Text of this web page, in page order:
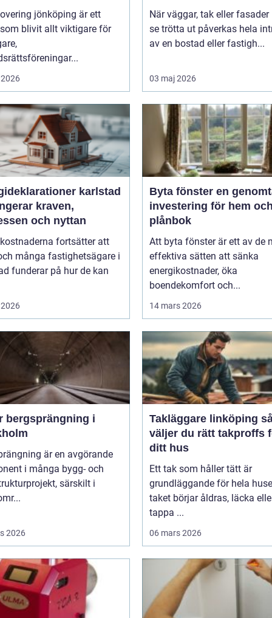
jönköping är ett
blivit allt viktigare för
När väggar, tak eller fasader
se trötta ut påverkas hela
av en bostad eller fastigh...
03 maj 2026
karlstad
kraven,
och nyttan
fortsätter att
många fastighetsägare i
funderar på hur de kan
Byta fönster en genomtänkt
investering för hem
plånbok
Att byta fönster är ett av de
effektiva sätten att sänka
energikostnader, öka
boendekomfort och...
14 mars 2026
bergsprängning i
är en avgörande
i många bygg- och
särskilt i
2026
Takläggare linköping så
väljer du rätt takproffs
ditt hus
Ett tak som håller tätt är
grundläggande för hela
taket börjar åldras, läcka
tappa ...
06 mars 2026